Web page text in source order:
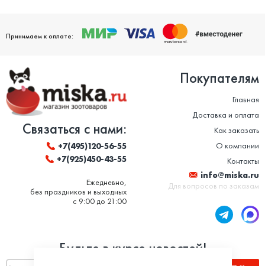
Принимаем к оплате:
Связаться с нами:
+7(495)120-56-55
+7(925)450-43-55
Ежедневно,
без праздников и выходных
с 9:00 до 21:00
Покупателям
Главная
Доставка и оплата
Как заказать
О компании
Контакты
info@miska.ru
Для вопросов по заказам
Будьте в курсе новостей!